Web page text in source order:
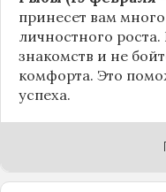
принесет вам
личностного
знакомств и не
комфорта. Это
успеха.